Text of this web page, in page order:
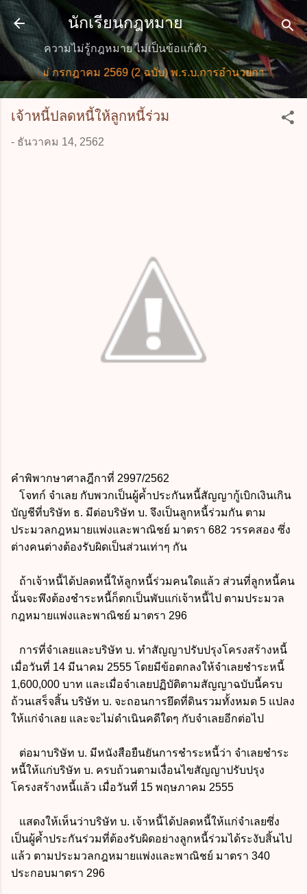
ข้ามไปที่เนื้อหาหลัก
นักเรียนกฎหมาย
ความไม่รู้กฎหมาย ไม่เป็นข้อแก้ตัว
หม่ กรกฎาคม 2569 (2 ฉบับ) พ.ร.บ.การอำนวยการความสะด
เจ้าหนี้ปลดหนี้ให้ลูกหนี้ร่วม
- ธันวาคม 14, 2562
คำพิพากษาศาลฎีกาที่ 2997/2562
โจทก์ จำเลย กับพวกเป็นผู้ค้ำประกันหนี้สัญญากู้เบิกเงินเกิน
บัญชีที่บริษัท ธ. มีต่อบริษัท บ. จึงเป็นลูกหนี้ร่วมกัน ตาม
ประมวลกฎหมายแพ่งและพาณิชย์ มาตรา 682 วรรคสอง ซึ่ง
ต่างคนต่างต้องรับผิดเป็นส่วนเท่าๆ กัน
ถ้าเจ้าหนี้ได้ปลดหนี้ให้ลูกหนี้ร่วมคนใดแล้ว ส่วนที่ลูกหนี้คน
นั้นจะพึงต้องชำระหนี้ก็ตกเป็นพับแก่เจ้าหนี้ไป ตามประมวล
กฎหมายแพ่งและพาณิชย์ มาตรา 296
การที่จำเลยและบริษัท บ. ทำสัญญาปรับปรุงโครงสร้างหนี้
เมื่อวันที่ 14 มีนาคม 2555 โดยมีข้อตกลงให้จำเลยชำระหนี้
1,600,000 บาท และเมื่อจำเลยปฏิบัติตามสัญญาฉบับนี้ครบ
ถ้วนเสร็จสิ้น บริษัท บ. จะถอนการยึดที่ดินรวมทั้งหมด 5 แปลง
ให้แก่จำเลย และจะไม่ดำเนินคดีใดๆ กับจำเลยอีกต่อไป
ต่อมาบริษัท บ. มีหนังสือยืนยันการชำระหนี้ว่า จำเลยชำระ
หนี้ให้แก่บริษัท บ. ครบถ้วนตามเงื่อนไขสัญญาปรับปรุง
โครงสร้างหนี้แล้ว เมื่อวันที่ 15 พฤษภาคม 2555
แสดงให้เห็นว่าบริษัท บ. เจ้าหนี้ได้ปลดหนี้ให้แก่จำเลยซึ่ง
เป็นผู้ค้ำประกันร่วมที่ต้องรับผิดอย่างลูกหนี้ร่วมได้ระงับสิ้นไป
แล้ว ตามประมวลกฎหมายแพ่งและพาณิชย์ มาตรา 340
ประกอบมาตรา 296